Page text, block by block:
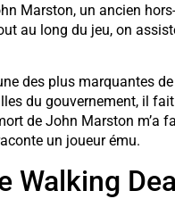
Marston, un ancien
au long du jeu, on
des plus marquantes
du gouvernement, il
de John Marston m’a
un joueur ému.
Walking